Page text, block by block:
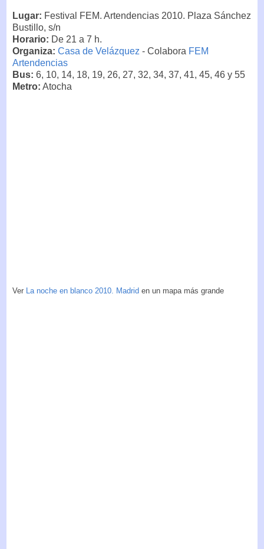
Lugar: Festival FEM. Artendencias 2010. Plaza Sánchez
Bustillo, s/n
Horario: De 21 a 7 h.
Organiza: Casa de Velázquez - Colabora FEM
Artendencias
Bus: 6, 10, 14, 18, 19, 26, 27, 32, 34, 37, 41, 45, 46 y 55
Metro: Atocha
Ver La noche en blanco 2010. Madrid en un mapa más grande